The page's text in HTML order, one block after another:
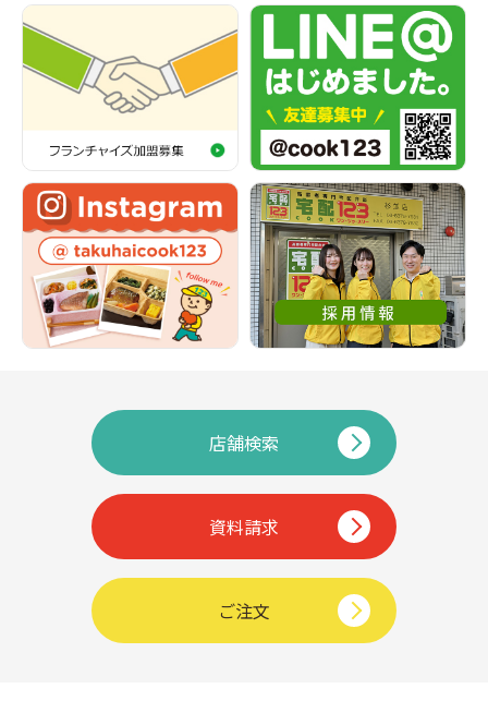
店舗検索
資料請求
ご注文